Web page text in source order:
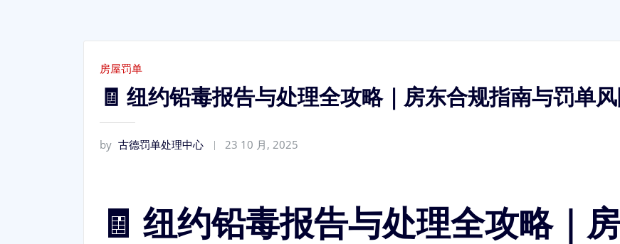
房屋罚单
🧾 纽约铅毒报告与处理全攻略｜房东合规指南与罚单
by 古德罚单处理中心 23 10 月, 2025
🧾 纽约铅毒报告与处理全攻略｜